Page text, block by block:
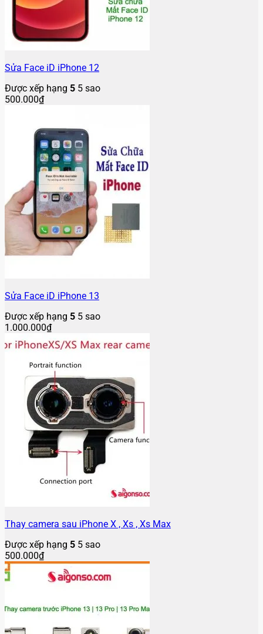
Sửa Face iD iPhone 12
Được xếp hạng 5 5 sao
500.000₫
Sửa Face iD iPhone 13
Được xếp hạng 5 5 sao
1.000.000₫
Thay camera sau iPhone X , Xs , Xs Max
Được xếp hạng 5 5 sao
500.000₫